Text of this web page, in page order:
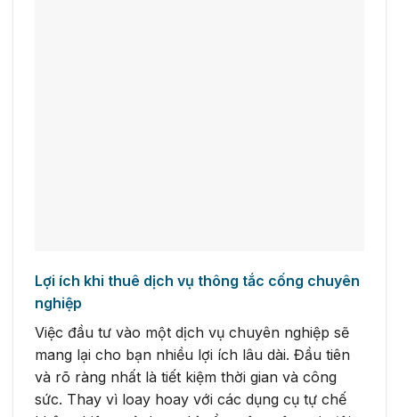
Lợi ích khi thuê dịch vụ thông tắc cống chuyên
nghiệp
Việc đầu tư vào một dịch vụ chuyên nghiệp sẽ
mang lại cho bạn nhiều lợi ích lâu dài. Đầu tiên
và rõ ràng nhất là tiết kiệm thời gian và công
sức. Thay vì loay hoay với các dụng cụ tự chế